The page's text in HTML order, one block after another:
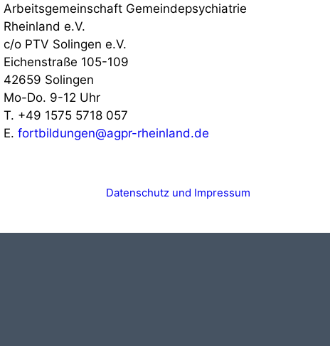
Arbeitsgemeinschaft Gemeindepsychiatrie
Rheinland e.V.
c/o PTV Solingen e.V.
Eichenstraße 105-109
42659 Solingen
Mo-Do. 9-12 Uhr
T. +49 1575 5718 057
E.fortbildungen@agpr-rheinland.de
Datenschutz und Impressum